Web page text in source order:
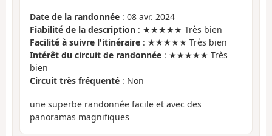
Date de la randonnée : 08 avr. 2024
Fiabilité de la description : ★★★★★ Très bien
Facilité à suivre l'itinéraire : ★★★★★ Très bien
Intérêt du circuit de randonnée : ★★★★★ Très
bien
Circuit très fréquenté : Non
une superbe randonnée facile et avec des
panoramas magnifiques